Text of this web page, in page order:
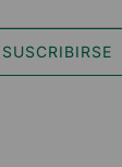
SUSCRIBIRSE